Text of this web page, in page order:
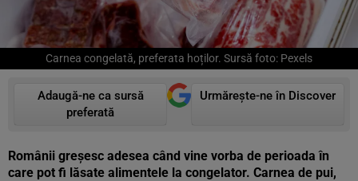
Carnea congelată, preferata hoților. Sursă foto: Pexels
Adaugă-ne ca sursă
preferată
Urmărește-ne în Discover
Românii greșesc adesea când vine vorba de perioada în
care pot fi lăsate alimentele la congelator. Carnea de pui,